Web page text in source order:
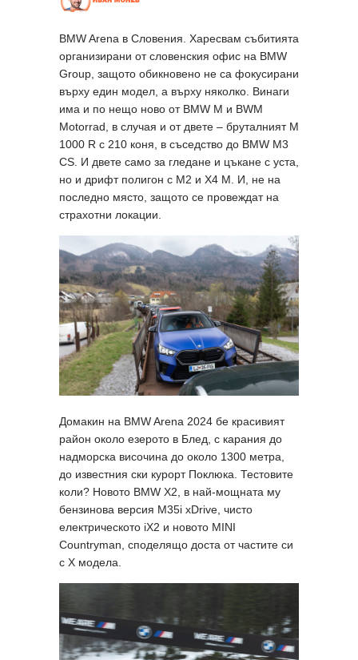
BMW Arena в Словения. Харесвам събитията
организирани от словенския офис на BMW
Group, защото обикновено не са фокусирани
върху един модел, а върху няколко. Винаги
има и по нещо ново от BMW M и BWM
Motorrad, в случая и от двете – бруталният M
1000 R с 210 коня, в съседство до BMW M3
CS. И двете само за гледане и цъкане с уста,
но и дрифт полигон с M2 и X4 M. И, не на
последно място, защото се провеждат на
страхотни локации.
Домакин на BMW Arena 2024 бе красивият
район около езерото в Блед, с карания до
надморска височина до около 1300 метра,
до известния ски курорт Поклюка. Тестовите
коли? Новото BMW X2, в най-мощната му
бензинова версия M35i xDrive, чисто
електрическото iX2 и новото MINI
Countryman, споделящо доста от частите си
с X модела.